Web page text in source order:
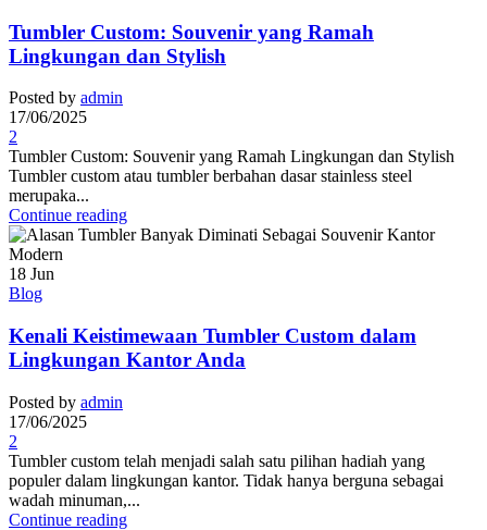
Tumbler Custom: Souvenir yang Ramah
Lingkungan dan Stylish
Posted by admin
17/06/2025
2
Tumbler Custom: Souvenir yang Ramah Lingkungan dan Stylish
Tumbler custom atau tumbler berbahan dasar stainless steel
merupaka...
Continue reading
18 Jun
Blog
Kenali Keistimewaan Tumbler Custom dalam
Lingkungan Kantor Anda
Posted by admin
17/06/2025
2
Tumbler custom telah menjadi salah satu pilihan hadiah yang
populer dalam lingkungan kantor. Tidak hanya berguna sebagai
wadah minuman,...
Continue reading